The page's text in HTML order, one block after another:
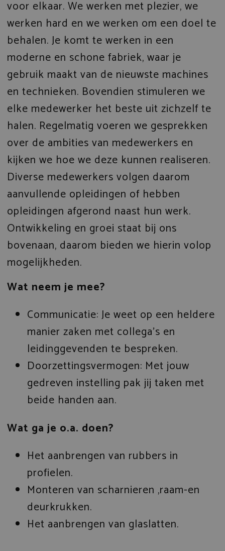
voor elkaar. We werken met plezier, we
werken hard en we werken om een doel te
behalen. Je komt te werken in een
moderne en schone fabriek, waar je
gebruik maakt van de nieuwste machines
en technieken. Bovendien stimuleren we
elke medewerker het beste uit zichzelf te
halen. Regelmatig voeren we gesprekken
over de ambities van medewerkers en
kijken we hoe we deze kunnen realiseren.
Diverse medewerkers volgen daarom
aanvullende opleidingen of hebben
opleidingen afgerond naast hun werk.
Ontwikkeling en groei staat bij ons
bovenaan, daarom bieden we hierin volop
mogelijkheden.
Wat neem je mee?
Communicatie: Je weet op een heldere
manier zaken met collega’s en
leidinggevenden te bespreken.
Doorzettingsvermogen: Met jouw
gedreven instelling pak jij taken met
beide handen aan.
Wat ga je o.a. doen?
Het aanbrengen van rubbers in
profielen.
Monteren van scharnieren ,raam-en
deurkrukken.
Het aanbrengen van glaslatten.